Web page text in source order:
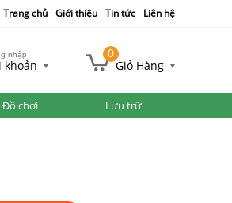
Trang chủ Giới thiệu Tin tức Liên hệ
nhập
khoản
0
Giỏ Hàng
Đồ chơi Lưu trữ